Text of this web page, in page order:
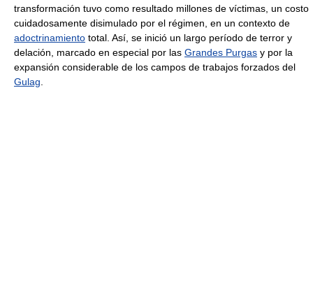
transformación tuvo como resultado millones de víctimas, un costo
cuidadosamente disimulado por el régimen, en un contexto de
adoctrinamiento total. Así, se inició un largo período de terror y
delación, marcado en especial por las Grandes Purgas y por la
expansión considerable de los campos de trabajos forzados del
Gulag